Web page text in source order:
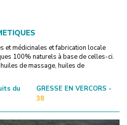
et médicinales et fabrication locale
100% naturels à base de celles-ci.
de massage, huiles de
du
GRESSE EN VERCORS -
38